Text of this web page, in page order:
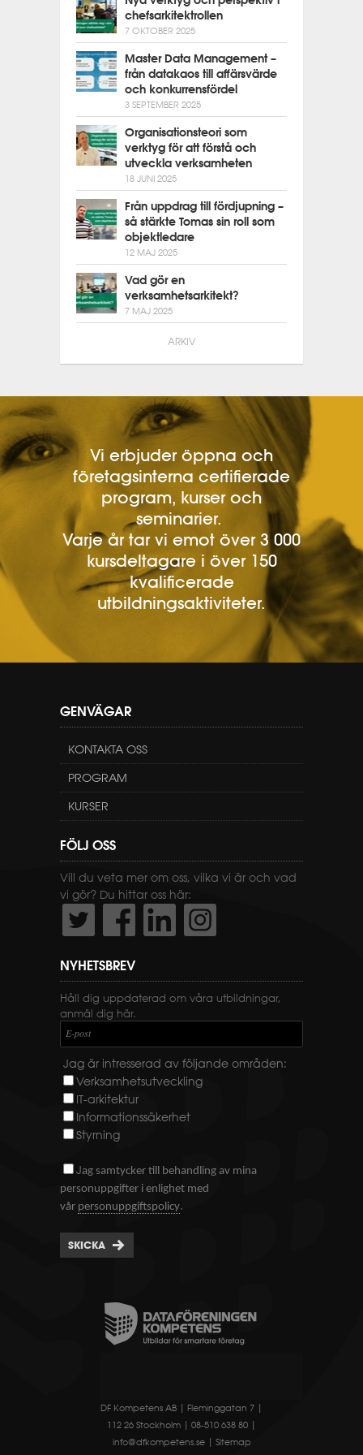
chefsarkitektrollen
7 OKTOBER 2025
Master Data Management –
från datakaos till affärsvärde
och konkurrensfördel
3 SEPTEMBER 2025
Organisationsteori som
verktyg för att förstå och
utveckla verksamheten
18 JUNI 2025
Från uppdrag till fördjupning –
så stärkte Tomas sin roll som
objektledare
12 MAJ 2025
Vad gör en
verksamhetsarkitekt?
7 MAJ 2025
ARKIV
Vi erbjuder öppna och
företagsinterna certifierade
program, kurser och
seminarier.
Varje år tar vi emot över 3 000
kursdeltagare i över 150
kvalificerade
utbildningsaktiviteter.
GENVÄGAR
KONTAKTA OSS
PROGRAM
KURSER
FÖLJ OSS
Vill du veta mer om oss, vilka vi är och vad
vi gör? Du hittar oss här:
NYHETSBREV
Håll dig uppdaterad om våra utbildningar,
anmäl dig här.
E-post
Jag är intresserad av följande områden:
Verksamhetsutveckling
IT-arkitektur
Informationssäkerhet
Styrning
Jag samtycker till behandling av mina
personuppgifter i enlighet med
vår personuppgiftspolicy.
SKICKA
DF Kompetens AB | Fleminggatan 7 |
112 26 Stockholm | 08-510 638 80 |
info@dfkompetens.se| Sitemap